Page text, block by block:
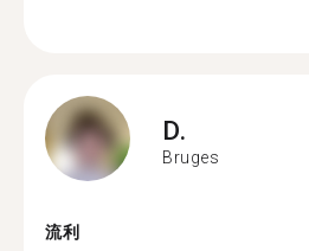
D.
Bruges
流利